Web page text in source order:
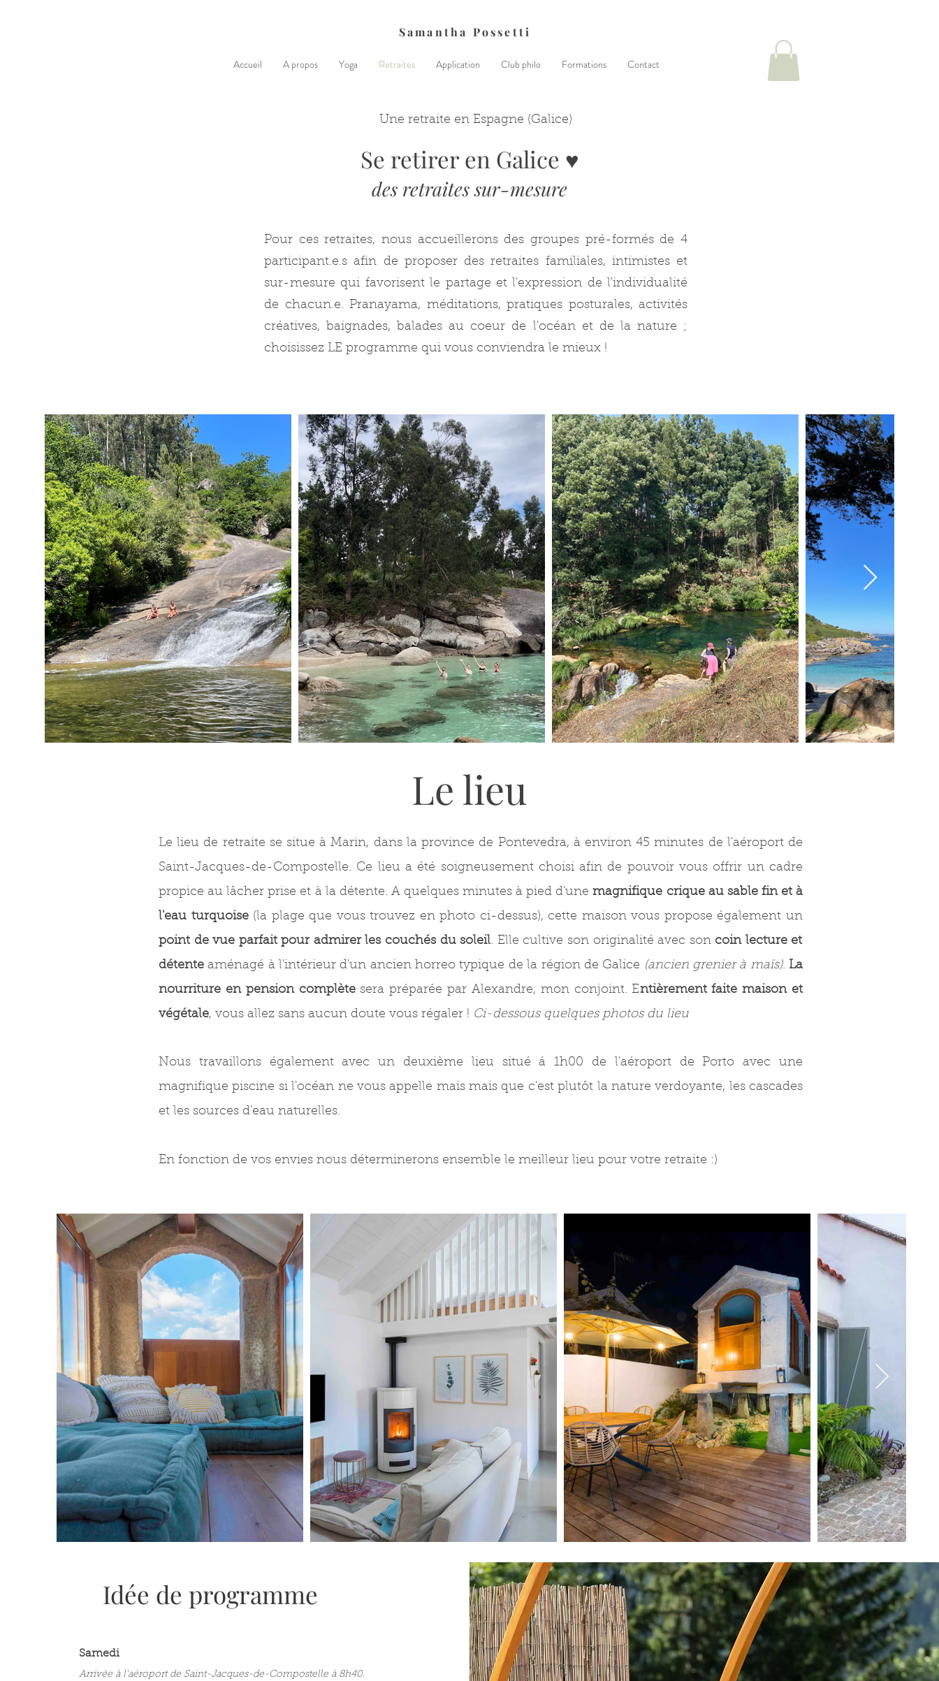
Samantha Possetti
Accueil A propos Yoga Retraites Application Club philo Formations Contact
Une retraite en Espagne (Galice)
Se retirer en Galice ♥
des retraites sur-mesure
Pour ces retraites, nous accueillerons des groupes pré-formés de 4
participant.e.s afin de proposer des retraites familiales, intimistes et
sur-mesure qui favorisent le partage et l'expression de l'individualité
de chacun.e. Pranayama, méditations, pratiques posturales, activités
créatives, baignades, balades au coeur de l'océan et de la nature ;
choisissez LE programme qui vous conviendra le mieux !
Le lieu
Le lieu de retraite se situe à Marin, dans la province de Pontevedra, à environ 45 minutes de l'aéroport de
Saint-Jacques-de-Compostelle. Ce lieu a été soigneusement choisi afin de pouvoir vous offrir un cadre
propice au lâcher prise et à la détente. A quelques minutes à pied d'unemagnifique crique au sable fin et à
l'eau turquoise (la plage que vous trouvez en photo ci-dessus), cette maison vous propose également un
point de vue parfait pour admirer les couchés du soleil. Elle cultive son originalité avec son coin lecture et
détente aménagé à l'intérieur d'un ancien horreo typique de la région de Galice (ancien grenier à maïs). La
nourriture en pension complètesera préparée par Alexandre, mon conjoint. Entièrement faite maison et
végétale, vous allez sans aucun doute vous régaler ! Ci-dessous quelques photos du lieu
Nous travaillons également avec un deuxième lieu situé á 1h00 de l'aéroport de Porto avec une
magnifique piscine si l'océan ne vous appelle mais mais que c'est plutôt la nature verdoyante, les cascades
et les sources d'eau naturelles.
En fonction de vos envies nous déterminerons ensemble le meilleur lieu pour votre retraite :)
Idée de programme
Samedi
Arrivée à l'aéroport de Saint-Jacques-de-Compostelle à 8h40.